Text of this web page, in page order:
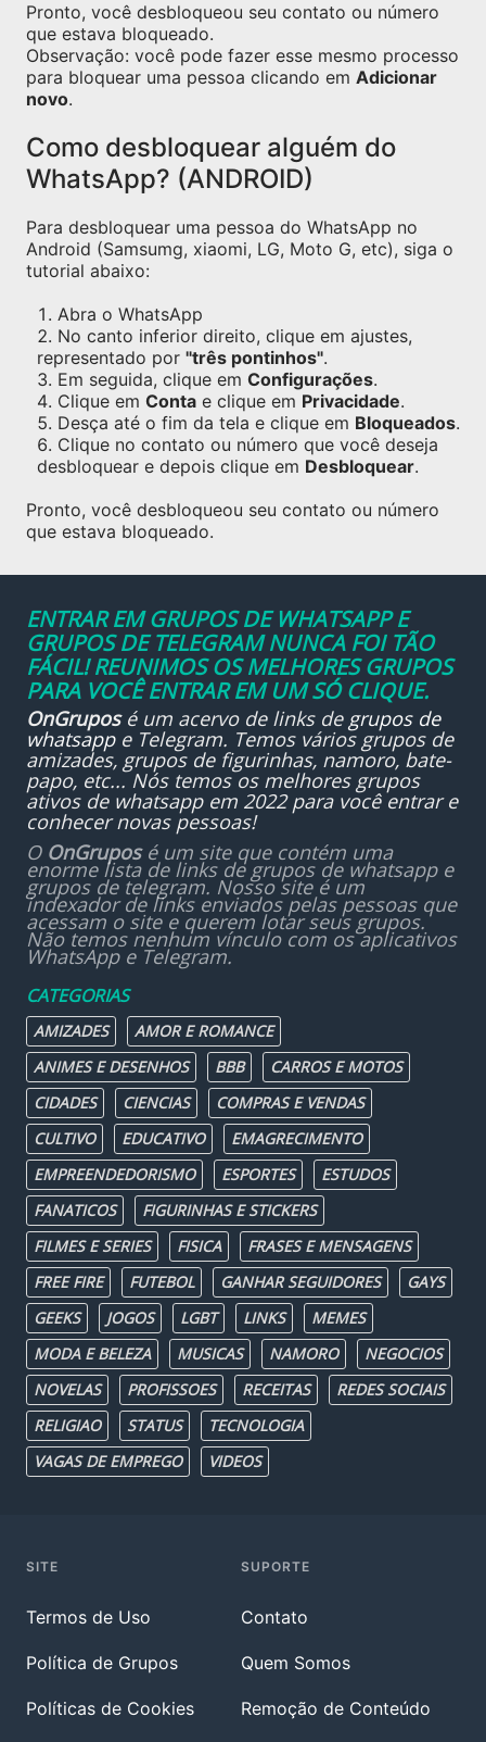
Pronto, você desbloqueou seu contato ou número
que estava bloqueado.
Observação: você pode fazer esse mesmo processo
para bloquear uma pessoa clicando em Adicionar
novo.
Como desbloquear alguém do
WhatsApp? (ANDROID)
Para desbloquear uma pessoa do WhatsApp no
Android (Samsumg, xiaomi, LG, Moto G, etc), siga o
tutorial abaixo:
Abra o WhatsApp
No canto inferior direito, clique em ajustes,
representado por "três pontinhos".
Em seguida, clique em Configurações.
Clique em Conta e clique em Privacidade.
Desça até o fim da tela e clique em Bloqueados.
Clique no contato ou número que você deseja
desbloquear e depois clique em Desbloquear.
Pronto, você desbloqueou seu contato ou número
que estava bloqueado.
ENTRAR EM GRUPOS DE WHATSAPP E
GRUPOS DE TELEGRAM NUNCA FOI TÃO
FÁCIL! REUNIMOS OS MELHORES GRUPOS
PARA VOCÊ ENTRAR EM UM SÓ CLIQUE.
OnGruposé um acervo de links de grupos de
whatsappe Telegram. Temos vários grupos de
amizades, grupos de figurinhas, namoro, bate-
papo, etc... Nós temos os melhores grupos
ativos de whatsapp em 2022 para você entrar e
conhecer novas pessoas!
O OnGruposé um site que contém uma
enorme lista de links de grupos de whatsapp e
grupos de telegram. Nosso site é um
indexador de links enviados pelas pessoas que
acessam o site e querem lotar seus grupos.
Não temos nenhum vínculo com os aplicativos
WhatsApp e Telegram.
CATEGORIAS
AMIZADES
AMOR E ROMANCE
ANIMES E DESENHOS
BBB
CARROS E MOTOS
CIDADES
CIENCIAS
COMPRAS E VENDAS
CULTIVO
EDUCATIVO
EMAGRECIMENTO
EMPREENDEDORISMO
ESPORTES
ESTUDOS
FANATICOS
FIGURINHAS E STICKERS
FILMES E SERIES
FISICA
FRASES E MENSAGENS
FREE FIRE
FUTEBOL GANHAR SEGUIDORES
GAYS
GEEKS
JOGOS LGBT LINKS
MEMES
MODA E BELEZA
MUSICAS NAMORO
NEGOCIOS
NOVELAS
PROFISSOES RECEITAS
REDES SOCIAIS
RELIGIAO
STATUS
TECNOLOGIA
VAGAS DE EMPREGO
VIDEOS
SITE
Termos de Uso
Política de Grupos
Políticas de Cookies
SUPORTE
Contato
Quem Somos
Remoção de Conteúdo